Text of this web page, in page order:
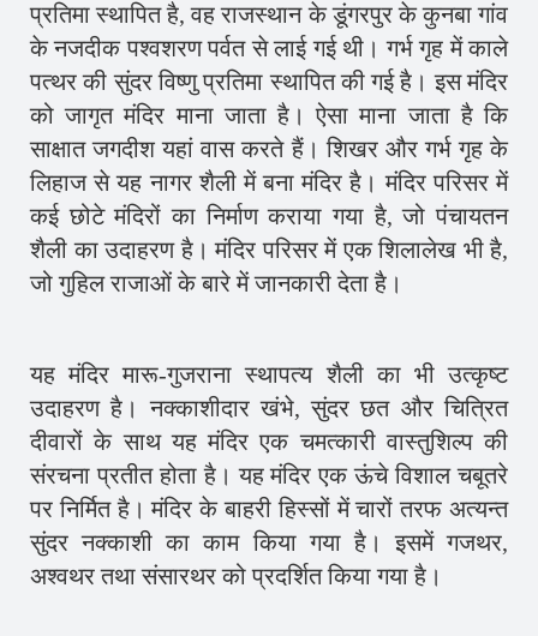
प्रतिमा स्थापित है, वह राजस्थान के डूंगरपुर के कुनबा गांव
के नजदीक पश्वशरण पर्वत से लाई गई थी। गर्भ गृह में काले
पत्थर की सुंदर विष्णु प्रतिमा स्थापित की गई है। इस मंदिर
को जागृत मंदिर माना जाता है। ऐसा माना जाता है कि
साक्षात जगदीश यहां वास करते हैं। शिखर और गर्भ गृह के
लिहाज से यह नागर शैली में बना मंदिर है। मंदिर परिसर में
कई छोटे मंदिरों का निर्माण कराया गया है, जो पंचायतन
शैली का उदाहरण है। मंदिर परिसर में एक शिलालेख भी है,
जो गुहिल राजाओं के बारे में जानकारी देता है।
यह मंदिर मारू-गुजराना स्थापत्य शैली का भी उत्कृष्ट
उदाहरण है। नक्काशीदार खंभे, सुंदर छत और चित्रित
दीवारों के साथ यह मंदिर एक चमत्कारी वास्तुशिल्प की
संरचना प्रतीत होता है। यह मंदिर एक ऊंचे विशाल चबूतरे
पर निर्मित है। मंदिर के बाहरी हिस्सों में चारों तरफ अत्यन्त
सुंदर नक्काशी का काम किया गया है। इसमें गजथर,
अश्वथर तथा संसारथर को प्रदर्शित किया गया है।